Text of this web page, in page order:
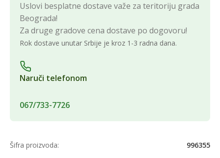
Uslovi besplatne dostave važe za teritoriju grada
Beograda!
Za druge gradove cena dostave po dogovoru!
Rok dostave unutar Srbije je kroz 1-3 radna dana.
Naruči telefonom
067/733-7726
Šifra proizvoda: 996355